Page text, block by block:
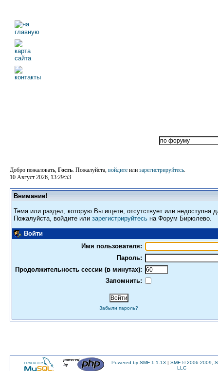
Добро пожаловать, Гость. Пожалуйста, войдите или зарегистрируйтесь.
10 Август 2026, 13:29:53
Внимание!
Тема или раздел, которую Вы ищете, отсутствует или недоступна
Пожалуйста, войдите или зарегистрируйтесь на Форум Бирюлево.
Войти
Имя пользователя:
Пароль:
Продолжительность сессии (в минутах):
Запомнить:
Забыли пароль?
Powered by SMF 1.1.13 | SMF © 2006-2009,
LLC